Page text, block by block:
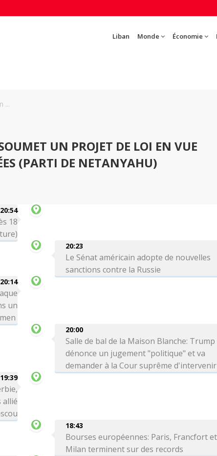
Liban Monde Économie
...
UN PROJET DE LOI EN VUE
(PARTI DE NETANYAHU)
20:54
18
20:23
Le Sénat américain adopte de nouvelles
sanctions contre la Russie
20:14
un
20:00
Salle de bal de la Maison Blanche: Trump
dénonce un jugement "politique" et va
demander à la Cour suprême d'intervenir
19:39
allié
18:43
Bourses européennes: Paris, Francfort et
Milan terminent sur des records